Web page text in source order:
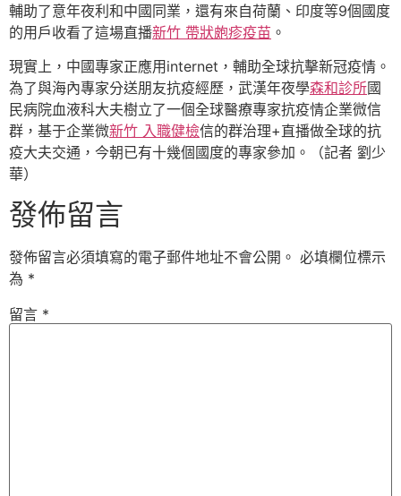
輔助了意年夜利和中國同業，還有來自荷蘭、印度等9個國度
的用戶收看了這場直播新竹 帶狀皰疹疫苗 。
現實上，中國專家正應用internet，輔助全球抗擊新冠疫情。
為了與海內專家分送朋友抗疫經歷，武漢年夜學森和診所國
民病院血液科大夫樹立了一個全球醫療專家抗疫情企業微信
群，基于企業微新竹 入職健檢信的群治理+直播做全球的抗
疫大夫交通，今朝已有十幾個國度的專家參加。（記者 劉少
華）
發佈留言
發佈留言必須填寫的電子郵件地址不會公開。 必填欄位標示
為 *
留言 *